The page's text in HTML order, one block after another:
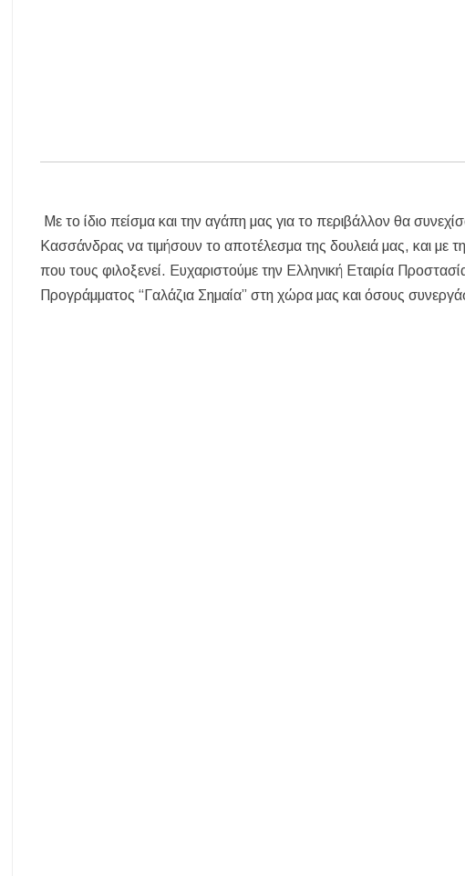
Με το ίδιο πείσμα και την αγάπη μας για το περιβάλλον θα
Κασσάνδρας να τιμήσουν το αποτέλεσμα της δουλειά μας, και με
που τους φιλοξενεί. Ευχαριστούμε την Ελληνική Εταιρία
Προγράμματος “Γαλάζια Σημαία” στη χώρα μας και όσους